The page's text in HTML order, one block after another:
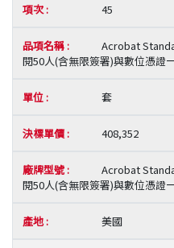
45
Acrobat
閱50人(含無限簽署)與數位憑證
套
408,352
Acrobat
閱50人(含無限簽署)與數位憑證
美國